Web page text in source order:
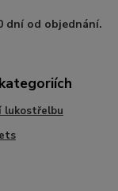
dní od objednání.
lukostřelbu